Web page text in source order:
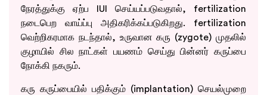
நேரத்துக்கு ஏற்ப IUI செய்யப்படுவதால், fertilization
நடைபெற வாய்ப்பு அதிகரிக்கப்படுகிறது. fertilization
வெற்றிகரமாக நடந்தால், உருவான கரு (zygote) முதலில்
குழாயில் சில நாட்கள் பயணம் செய்து பின்னர் கருப்பை
நோக்கி நகரும்.
கரு கருப்பையில் பதிக்கும் (implantation) செயல்முறை